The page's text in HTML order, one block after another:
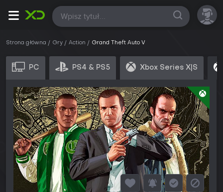
Wszystkie
Strona główna Gry Action Grand Theft Auto V
PC PS4 & PS5 Xbox Series X|S